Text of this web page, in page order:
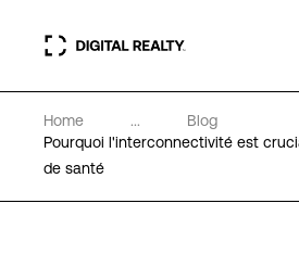
Data Centers
PlatformDIGITAL®
Home ...
Blog
Pourquoi l'interconnectivité est
de santé